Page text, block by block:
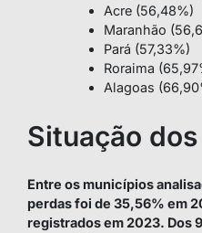
Acre (56,48%)
Maranhão
Pará (57,33%)
Roraima
Alagoas
Situação
Entre os municípios
perdas foi de 35,56% em
registrados em 2023. Dos